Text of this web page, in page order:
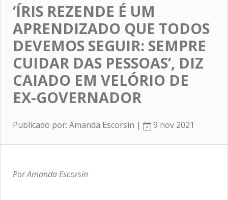
‘ÍRIS REZENDE É UM
APRENDIZADO QUE TODOS
DEVEMOS SEGUIR: SEMPRE
CUIDAR DAS PESSOAS’, DIZ
CAIADO EM VELÓRIO DE
EX-GOVERNADOR
Publicado por: Amanda Escorsin | 9 nov 2021
Por Amanda Escorsin